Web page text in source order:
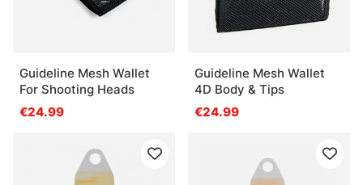
Guideline Mesh Wallet
For Shooting Heads
€24.99
Guideline Mesh Wallet
4D Body & Tips
€24.99